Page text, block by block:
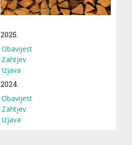
2025.
Obavijest
Zahtjev
Izjava
2024.
Obavijest
Zahtjev
Izjava